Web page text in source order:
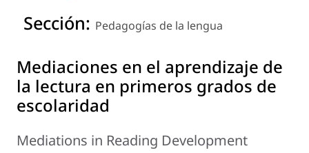
Sección: Pedagogías de la lengua
Mediaciones en el aprendizaje de
la lectura en primeros grados de
escolaridad
Mediations in Reading Development